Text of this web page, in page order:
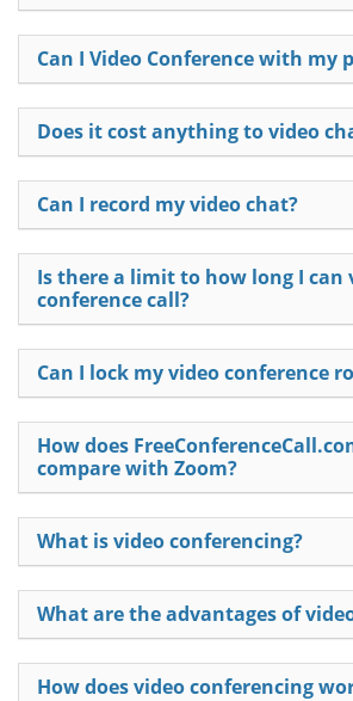
Can I Video Conference with my
Does it cost anything to video
Can I record my video chat?
Is there a limit to how long I can
conference call?
Can I lock my video conference
How does
compare with Zoom?
What is video conferencing?
What are the advantages of
How does video conferencing